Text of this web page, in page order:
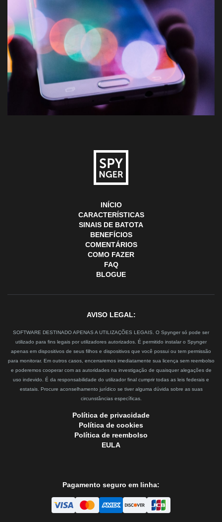
INÍCIO
CARACTERÍSTICAS
SINAIS DE BATOTA
BENEFÍCIOS
COMENTÁRIOS
COMO FAZER
FAQ
BLOGUE
AVISO LEGAL:
SOFTWARE DESTINADO APENAS A UTILIZAÇÕES LEGAIS. O Spynger só pode ser
utilizado para fins legais por utilizadores autorizados. É permitido instalar o Spynger
apenas em dispositivos de seus filhos e dispositivos que você possui ou tem permissão
para monitorar. Em outros casos, encerraremos imediatamente sua licença sem reembolso
e poderemos cooperar com as autoridades na investigação de quaisquer alegações de
uso indevido. É da responsabilidade do utilizador final cumprir todas as leis federais e
estatais. Procure aconselhamento jurídico se tiver alguma dúvida sobre as suas
circunstâncias específicas.
Política de privacidade
Política de cookies
Política de reembolso
EULA
Pagamento seguro em linha: